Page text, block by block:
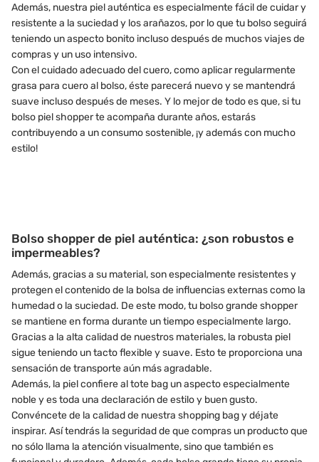
Además, nuestra piel auténtica es especialmente fácil de cuidar y
resistente a la suciedad y los arañazos, por lo que tu bolso seguirá
teniendo un aspecto bonito incluso después de muchos viajes de
compras y un uso intensivo.
Con el cuidado adecuado del cuero, como aplicar regularmente
grasa para cuero al bolso, éste parecerá nuevo y se mantendrá
suave incluso después de meses. Y lo mejor de todo es que, si tu
bolso piel shopper te acompaña durante años, estarás
contribuyendo a un consumo sostenible, ¡y además con mucho
estilo!
Bolso shopper de piel auténtica: ¿son robustos e
impermeables?
Además, gracias a su material, son especialmente resistentes y
protegen el contenido de la bolsa de influencias externas como la
humedad o la suciedad. De este modo, tu bolso grande shopper
se mantiene en forma durante un tiempo especialmente largo.
Gracias a la alta calidad de nuestros materiales, la robusta piel
sigue teniendo un tacto flexible y suave. Esto te proporciona una
sensación de transporte aún más agradable.
Además, la piel confiere al tote bag un aspecto especialmente
noble y es toda una declaración de estilo y buen gusto.
Convéncete de la calidad de nuestra shopping bag y déjate
inspirar. Así tendrás la seguridad de que compras un producto que
no sólo llama la atención visualmente, sino que también es